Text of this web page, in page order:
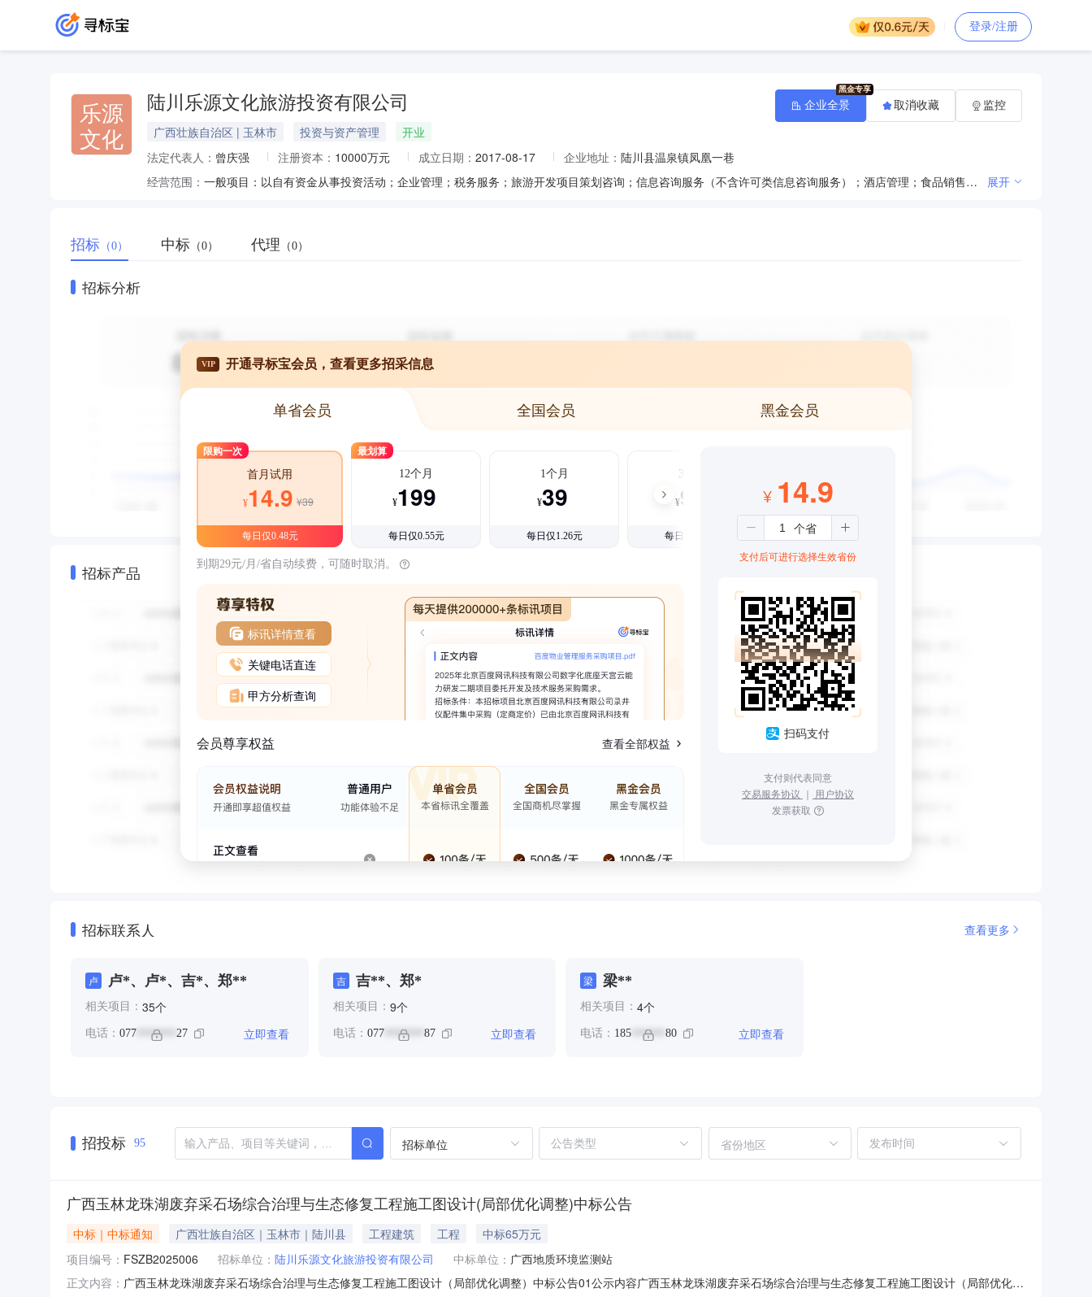
登录/注册
乐源
文化
陆川乐源文化旅游投资有限公司
广西壮族自治区 | 玉林市 投资与资产管理
开业
法定代表人： 曾庆强 注册资本： 10000万元 成立日期： 2017-08-17 企业地址： 陆川县温泉镇凤凰一巷
经营范围：
一般项目：以自有资金从事投资活动；企业管理；税务服务；旅游开发项目策划咨询；信息咨询服务（不含许可类信息咨询服务）；酒店管理；食品销售（仅销售预包装食品）；市场营销策划；非居住房地产租赁；停车场服务；租赁服务（不含许可类租赁服务）；农副产品销售；票务代理服务；体验式拓展活动及策划；组织文化艺术交流活动；健身休闲活动；业务培训（不含教育培训、职业技能培训等需取得许可的培训）；信息技术咨询服务；建筑材料销售；建筑装饰材料销售；水泥制品销售；金属矿石销售；建筑用石加工；人工造林；森林改培；土石方工程施工；园林绿化工程施工；土地整治服务；林业产品销售；木材加工；木材收购；木材销售；森林经营和管护；树木种植经营；林业专业及辅助性活动；林产品采集；太阳能发电技术服务；光伏设备及元器件销售；光伏设备及元器件制造；光伏发电设备租赁；集中式快速充电站；电动汽车充电基础设施运营；充电桩销售；机动车充电销售；新能源汽车换电设施销售；新能源汽车电附件销售；输配电及控制设备制造；电气设备销售；智能输配电及控制设备销售；互联网设备销售；数字视频监控系统销售；电子产品销售；物联网设备销售；机械设备销售；电器辅件销售；电子专用设备销售（除依法须经批准的项目外，凭营业执照依法自主开展经营活动）许可项目：非煤矿山矿产资源开采；发电业务、输电业务、供（配）电业务（依法须经批准的项目，经相关部门批准后方可开展经营活动，具体经营项目以相关部门批准文件或许可证件为准） 展开
企业全景 取消收藏 监控
招标 （0） 中标 （0） 代理 （0）
招标分析
招标产品
VIP 开通寻标宝会员，查看更多招采信息
单省会员 全国会员 黑金会员
限购一次
首月试用
¥14.9 ¥39
每日仅0.48元
最划算
12个月
¥199
每日仅0.55元
1个月
¥39
每日仅1.26元
3个月
¥99
每日仅1.08元
到期29元/月/省自动续费，可随时取消。
标讯详情查看
关键电话直连
甲方分析查询
会员尊享权益 查看全部权益
¥ 14.9
支付后可进行选择生效省份
扫码支付
支付则代表同意
交易服务协议 ｜ 用户协议
发票获取
招标联系人 查看更多
卢 卢*、卢*、吉*、郑**
相关项目： 35个
电话： 077 ******* 27 立即查看
吉 吉**、郑*
相关项目： 9个
电话： 077 ******* 87 立即查看
梁 梁**
相关项目： 4个
电话： 185 ****** 80 立即查看
招投标 95 招标单位 省份地区
广西玉林龙珠湖废弃采石场综合治理与生态修复工程施工图设计(局部优化调整)中标公告
中标｜中标通知 广西壮族自治区｜玉林市｜陆川县 工程建筑 工程
中标65万元
项目编号： FSZB2025006 招标单位： 陆川乐源文化旅游投资有限公司 中标单位： 广西地质环境监测站
正文内容： 广西玉林龙珠湖废弃采石场综合治理与生态修复工程施工图设计（局部优化调整）中标公告01公示内容广西玉林龙珠湖废弃采石场综合治理与生态修复工程施工图设计（局部优化调